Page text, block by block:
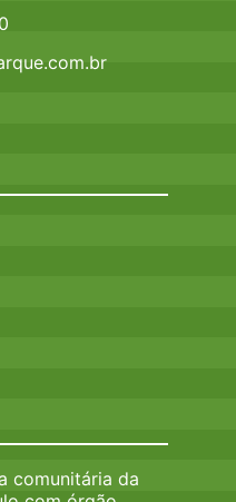
comunitária da